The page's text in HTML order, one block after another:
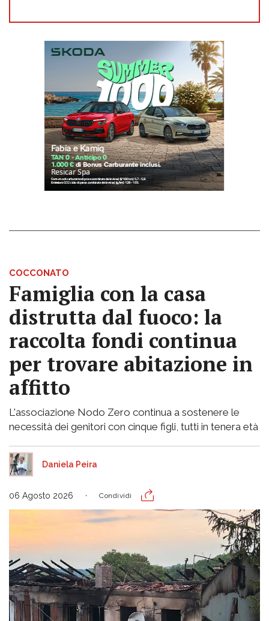
COCCONATO
Famiglia con la casa
distrutta dal fuoco: la
raccolta fondi continua
per trovare abitazione in
affitto
L'associazione Nodo Zero continua a sostenere le
necessità dei genitori con cinque figli, tutti in tenera età
Daniela Peira
06 Agosto 2026 Condividi